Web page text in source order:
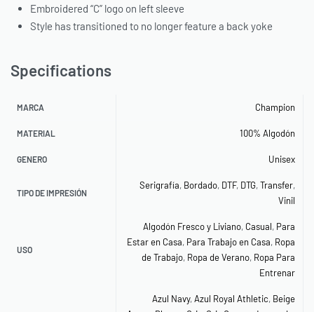
Embroidered “C” logo on left sleeve
Style has transitioned to no longer feature a back yoke
Specifications
MARCA Champion
MATERIAL 100% Algodón
GENERO Unisex
TIPO DE IMPRESIÓN
Serigrafía, Bordado, DTF, DTG,Transfer,
Vinil
USO
Algodón Fresco y Liviano, Casual, Para
Estar en Casa, Para Trabajo en Casa, Ropa
de Trabajo, Ropa de Verano, Ropa Para
Entrenar
Azul Navy,Azul Royal Athletic, Beige